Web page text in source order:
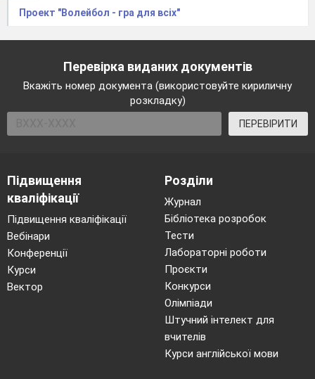
хвилини
Зевс:Щоб вам фортуна усміхалась й удача вас
щоб не цуралась.
Нехай сьогодні з вами поруч крокують
спритність, мужність, воля.
Бажаю виступити вдало, призів на пам'ять і
медалей
Зевс, Афіна:
Ми щиро віримо, що звідси
зростуть майбутні олімпійці.
Право запалити олімпійський
вогонь змагань надається учню _ классу,
Проект "Волейбол - гра для всіх"
Перевірка виданих документів
Вкажіть номер документа (використовуйте кириличну
розкладку)
ПЕРЕВІРИТИ
Підвищення
кваліфікації
Підвищення кваліфікації
Вебінари
Конференції
Курси
Вектор
Розділи
Журнал
Бібліотека розробок
Тести
Лабораторні роботи
Проєкти
Конкурси
Олімпіади
Штучний інтелект для
вчителів
Курси англійської мови